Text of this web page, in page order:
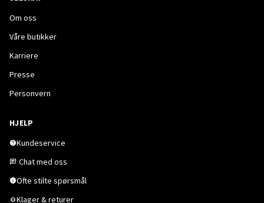
Om oss
Våre butikker
Karriere
Presse
Personvern
HJELP
Kundeservice
Chat med oss
Ofte stilte spørsmål
Klager & returer